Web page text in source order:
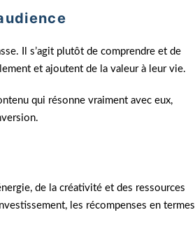
Il s’agit plutôt de comprendre et de
et ajoutent de la valeur à leur vie.
qui résonne vraiment avec eux,
de la créativité et des ressources
les récompenses en termes